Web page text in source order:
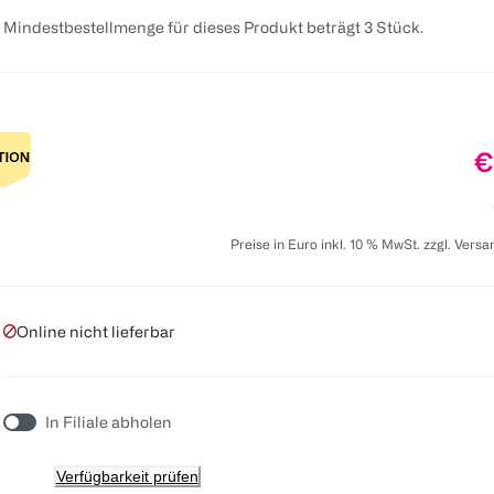
Mindestbestellmenge für dieses Produkt beträgt 3 Stück.
€
Preise in Euro inkl. 10 % MwSt. zzgl.
Online nicht lieferbar
In Filiale abholen
Verfügbarkeit prüfen